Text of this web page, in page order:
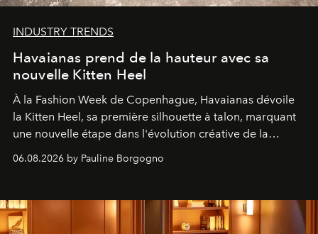
INDUSTRY TRENDS
Havaianas prend de la hauteur avec sa
nouvelle Kitten Heel
À la Fashion Week de Copenhague, Havaianas dévoile
la Kitten Heel, sa première silhouette à talon, marquant
une nouvelle étape dans l'évolution créative de la
06.08.2026 by Pauline Borgogno